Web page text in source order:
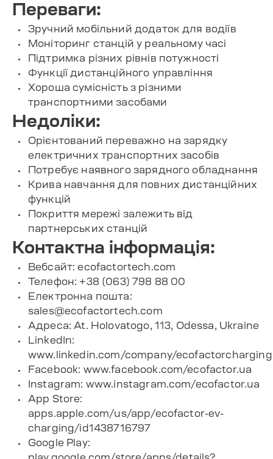
Переваги:
Зручний мобільний додаток для водіїв
Моніторинг станцій у реальному часі
Підтримка різних рівнів потужності
Функції дистанційного управління
Хороша сумісність з різними
транспортними засобами
Недоліки:
Орієнтований переважно на зарядку
електричних транспортних засобів
Потребує наявного зарядного обладнання
Крива навчання для повних дистанційних
функцій
Покриття мережі залежить від
партнерських станцій
Контактна інформація:
Вебсайт:ecofactortech.com
Телефон: +38 (063) 798 88 00
Електронна пошта:
sales@ecofactortech.com
Адреса: At. Holovatogo, 113, Odessa, Ukraine
LinkedIn:
www.linkedin.com/company/ecofactorcharging
Facebook: www.facebook.com/ecofactor.ua
Instagram: www.instagram.com/ecofactor.ua
App Store:
apps.apple.com/us/app/ecofactor-ev-
charging/id1438716797
Google Play: